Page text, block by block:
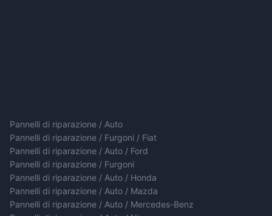
Pannelli di riparazione / Auto
Pannelli di riparazione / Furgoni / Fiat
Pannelli di riparazione / Auto / Ford
Pannelli di riparazione / Furgoni
Pannelli di riparazione / Auto / Honda
Pannelli di riparazione / Auto / Mazda
Pannelli di riparazione / Auto / Mercedes-Benz